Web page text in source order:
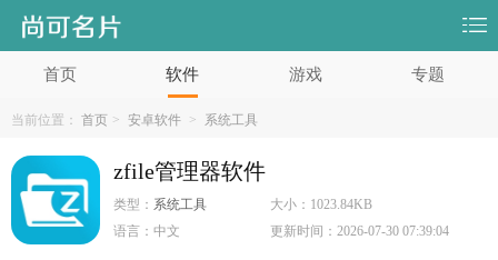
首页 软件 游戏 专题
当前位置： 首页 > 安卓软件 > 系统工具
zfile管理器软件
类型： 系统工具 大小： 1023.84KB
语言： 中文 更新时间：2026-07-30 07:39:04